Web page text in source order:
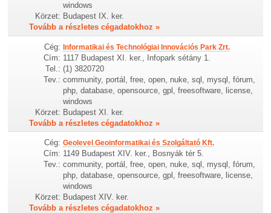
windows
Körzet: Budapest IX. ker.
Tovább a részletes cégadatokhoz »
Cég: Informatikai és Technológiai Innovációs Park Zrt.
Cím: 1117 Budapest XI. ker., Infopark sétány 1.
Tel.: (1) 3820720
Tev.: community, portál, free, open, nuke, sql, mysql, fórum,
php, database, opensource, gpl, freesoftware, license,
windows
Körzet: Budapest XI. ker.
Tovább a részletes cégadatokhoz »
Cég: Geolevel Geoinformatikai és Szolgáltató Kft.
Cím: 1149 Budapest XIV. ker., Bosnyák tér 5.
Tev.: community, portál, free, open, nuke, sql, mysql, fórum,
php, database, opensource, gpl, freesoftware, license,
windows
Körzet: Budapest XIV. ker.
Tovább a részletes cégadatokhoz »